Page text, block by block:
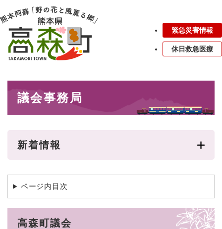
ー
ジ
メニューを飛ばして本文へ
緊急災害情報
休日救急医療
議会事務局
新着情報
ページ内目次
高森町議会